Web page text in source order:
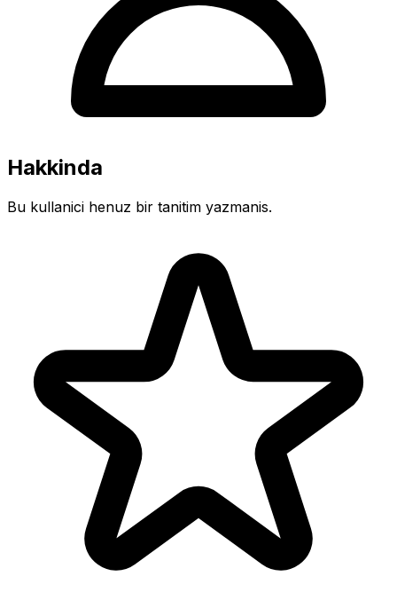
Hakkinda
Bu kullanici henuz bir tanitim yazmanis.